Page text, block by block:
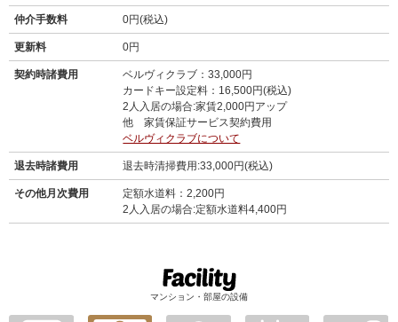
仲介手数料 0円(税込)
更新料 0円
契約時諸費用
ベルヴィクラブ：33,000円
カードキー設定料：16,500円(税込)
2人入居の場合:家賃2,000円アップ
他 家賃保証サービス契約費用
ベルヴィクラブについて
退去時諸費用 退去時清掃費用:33,000円(税込)
その他月次費用
定額水道料：2,200円
2人入居の場合:定額水道料4,400円
マンション・部屋の設備